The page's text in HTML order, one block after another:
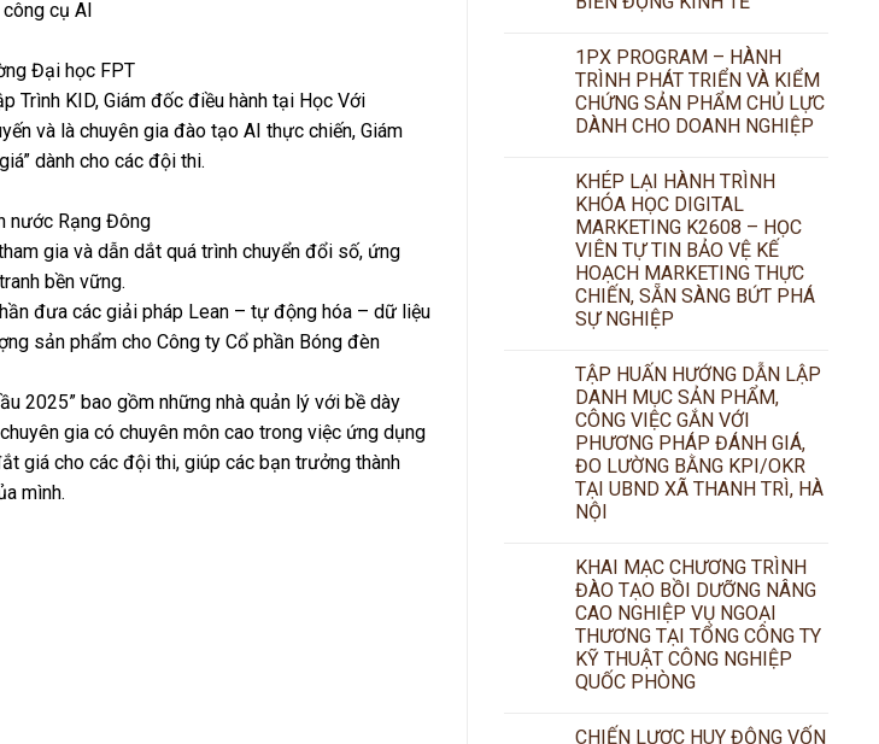
cụ AI
Đại học FPT
Trình KID, Giám đốc điều hành tại Học Với
và là chuyên gia đào tạo AI thực chiến, Giám
dành cho các đội thi.
nước Rạng Đông
gia và dẫn dắt quá trình chuyển đổi số, ứng
bền vững.
đưa các giải pháp Lean – tự động hóa – dữ liệu
sản phẩm cho Công ty Cổ phần Bóng đèn
2025” bao gồm những nhà quản lý với bề dày
gia có chuyên môn cao trong việc ứng dụng
giá cho các đội thi, giúp các bạn trưởng thành
mình.
1PX PROGRAM – HÀNH
TRÌNH PHÁT TRIỂN VÀ KIỂM
CHỨNG SẢN PHẨM CHỦ LỰC
DÀNH CHO DOANH NGHIỆP
KHÉP LẠI HÀNH TRÌNH
KHÓA HỌC DIGITAL
MARKETING K2608 – HỌC
VIÊN TỰ TIN BẢO VỆ KẾ
HOẠCH MARKETING THỰC
CHIẾN, SẴN SÀNG BỨT PHÁ
SỰ NGHIỆP
TẬP HUẤN HƯỚNG DẪN LẬP
DANH MỤC SẢN PHẨM,
CÔNG VIỆC GẮN VỚI
PHƯƠNG PHÁP ĐÁNH GIÁ,
ĐO LƯỜNG BẰNG KPI/OKR
TẠI UBND XÃ THANH TRÌ, HÀ
NỘI
KHAI MẠC CHƯƠNG TRÌNH
ĐÀO TẠO BỒI DƯỠNG NÂNG
CAO NGHIỆP VỤ NGOẠI
THƯƠNG TẠI TỔNG CÔNG TY
KỸ THUẬT CÔNG NGHIỆP
QUỐC PHÒNG
CHIẾN LƯỢC HUY ĐỘNG VỐN